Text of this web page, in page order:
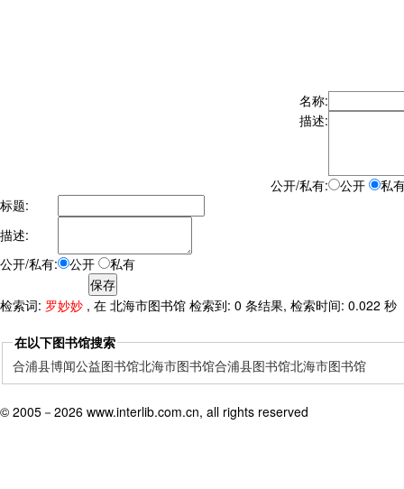
名称:
描述:
公开/私有: 公开
私
标题:
描述:
公开/私有:
公开 私有
检索词: 罗妙妙 , 在 北海市图书馆 检索到: 0 条结果, 检索时间: 0.022 秒
在以下图书馆搜索
合浦县博闻公益图书馆北海市图书馆合浦县图书馆北海市图书馆
© 2005－ 2026 www.interlib.com.cn, all rights reserved